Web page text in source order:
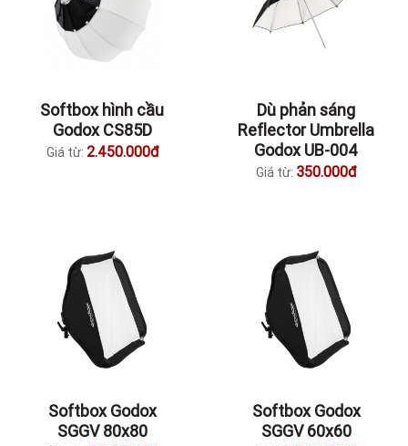
Softbox hình cầu
Godox CS85D
Giá từ: 2.450.000đ
Dù phản sáng
Reflector Umbrella
Godox UB-004
Giá từ: 350.000đ
Softbox Godox
SGGV 80x80
Softbox Godox
SGGV 60x60